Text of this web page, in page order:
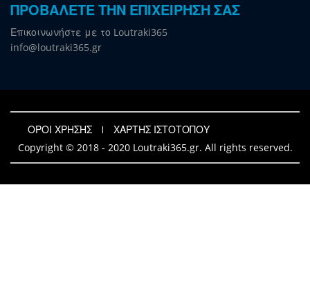
ΠΡΟΒΑΛΕΤΕ ΤΗΝ ΕΠΙΧΕΙΡΗΣΗ ΣΑΣ
Επικοινωνήστε με το Loutraki365
info@loutraki365.gr
ΟΡΟΙ ΧΡΗΣΗΣ
ΧΑΡΤΗΣ ΙΣΤΟΤΟΠΟΥ
Copyright © 2018 - 2020 Loutraki365.gr. All rights reserved.